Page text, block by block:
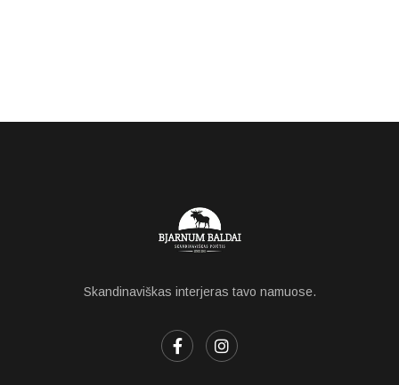
Skandinaviškas interjeras tavo namuose.